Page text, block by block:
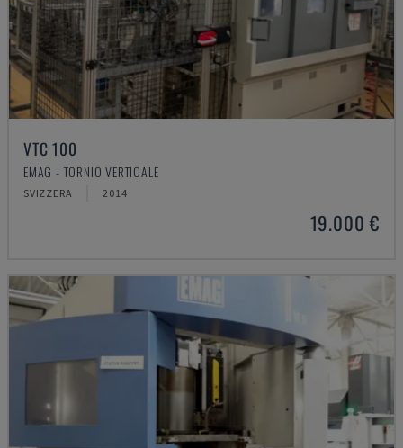
VTC 100
EMAG - TORNIO VERTICALE
SVIZZERA 2014
19.000 €